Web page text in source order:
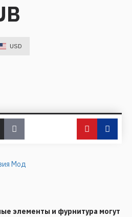
Мод
USD
элементы и фурнитура могут